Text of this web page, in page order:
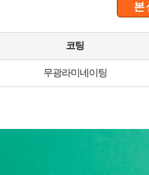
본
코팅
무광라미네이팅